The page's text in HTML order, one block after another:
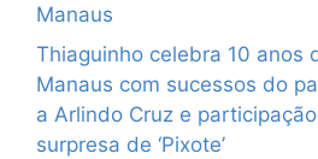
Manaus
Thiaguinho celebra 10 anos
Manaus com sucessos do
a Arlindo Cruz e participação
surpresa de ‘Pixote’